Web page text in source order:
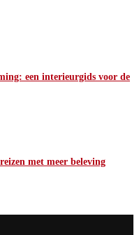
een interieurgids voor de
met meer beleving